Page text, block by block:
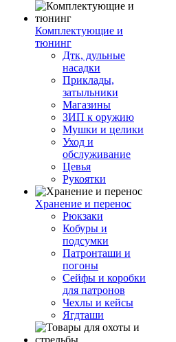
Комплектующие и
тюнинг
Дтк, дульные
насадки
Приклады,
затыльники
Магазины
ЗИП к оружию
Мушки и целики
Уход и
обслуживание
Цевья
Рукоятки
Хранение и перенос
Рюкзаки
Кобуры и
подсумки
Патронташи и
погоны
Сейфы и коробки
для патронов
Чехлы и кейсы
Ягдташи